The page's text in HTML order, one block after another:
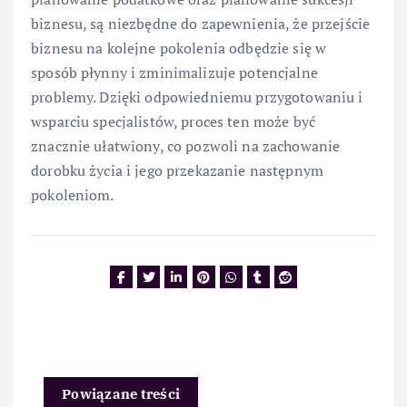
biznesu, są niezbędne do zapewnienia, że przejście
biznesu na kolejne pokolenia odbędzie się w
sposób płynny i zminimalizuje potencjalne
problemy. Dzięki odpowiedniemu przygotowaniu i
wsparciu specjalistów, proces ten może być
znacznie ułatwiony, co pozwoli na zachowanie
dorobku życia i jego przekazanie następnym
pokoleniom.
Powiązane treści